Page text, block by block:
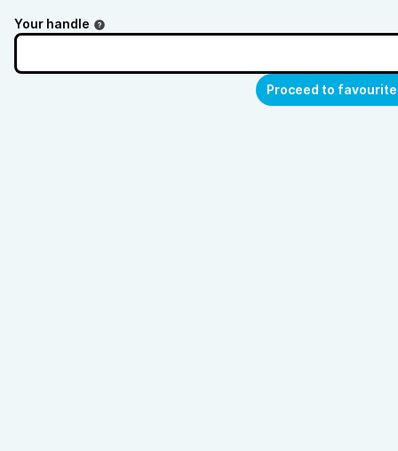
Your handle
Proceed to favourite